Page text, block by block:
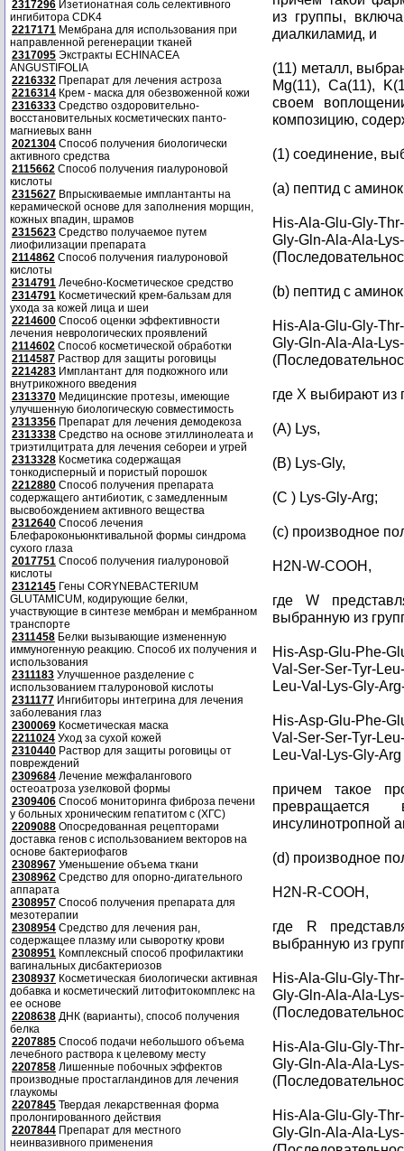
2317296 Изетионатная соль селективного
ингибитора CDK4
2217171 Мембрана для использования при
направленной регенерации тканей
2317095 Экстракты ECHINACEA
ANGUSTIFOLIA
2216332 Препарат для лечения астроза
2216314 Крем - маска для обезвоженной кожи
2316333 Средство оздоровительно-
восстановительных косметических панто-
магниевых ванн
2021304 Способ получения биологически
активного средства
2115662 Способ получения гиалуроновой
кислоты
2315627 Впрыскиваемые имплантанты на
керамической основе для заполнения морщин,
кожных впадин, шрамов
2315623 Средство получаемое путем
лиофилизации препарата
2114862 Способ получения гиалуроновой
кислоты
2314791 Лечебно-Косметическое средство
2314791 Косметический крем-бальзам для
ухода за кожей лица и шеи
2214600 Способ оценки эффективности
лечения неврологических проявлений
2114602 Способ косметической обработки
2114587 Раствор для защиты роговицы
2214283 Имплантант для подкожного или
внутрикожного введения
2313370 Медицинские протезы, имеющие
улучшенную биологическую совместимость
2313356 Препарат для лечения демодекоза
2313338 Средство на основе этиллинолеата и
триэтилцитрата для лечения себореи и угрей
2313328 Косметика содержащая
тонкодисперный и пористый порошок
2212880 Способ получения препарата
содержащего антибиотик, с замедленным
высвобождением активного вещества
2312640 Способ лечения
Блефароконьюнктивальной формы синдрома
сухого глаза
2017751 Способ получения гиалуроновой
кислоты
2312145 Гены CORYNEBACTERIUM
GLUTAMICUM, кодирующие белки,
участвующие в синтезе мембран и мембранном
транспорте
2311458 Белки вызывающие измененную
иммуногенную реакцию. Способ их получения и
использования
2311183 Улучшенное разделение с
использованием гталуроновой кислоты
2311177 Ингибиторы интегрина для лечения
заболевания глаз
2300069 Косметическая маска
2211024 Уход за сухой кожей
2310440 Раствор для защиты роговицы от
повреждений
2309684 Лечение межфалангового
остеоатроза узелковой формы
2309406 Способ мониторинга фиброза печени
у больных хроническим гепатитом с (ХГС)
2209088 Опосредованная рецепторами
доставка генов с использованием векторов на
основе бактериофагов
2308967 Уменьшение объема ткани
2308962 Средство для опорно-дигательного
аппарата
2308957 Способ получения препарата для
мезотерапии
2308954 Средство для лечения ран,
содержащее плазму или сыворотку крови
2308951 Комплексный способ профилактики
вагинальных дисбактериозов
2308937 Косметическая биологически активная
добавка и косметический литофитокомплекс на
ее основе
2208638 ДНК (варианты), способ получения
белка
2207885 Способ подачи небольшого объема
лечебного раствора к целевому месту
2207858 Лишенные побочных эффектов
производные простагландинов для лечения
глаукомы
2207845 Твердая лекарственная форма
пролонгированного действия
2207844 Препарат для местного
неинвазивного применения
из группы,
диалкиламид, и
(11) металл,
Mg(11), Ca(11),
своем
композицию,
(1) соединение,
(a) пептид с
His-Ala-Glu-Gly-
Gly-Gln-Ala-Ala-
(b) пептид с
His-Ala-Glu-Gly-
Gly-Gln-Ala-Ala-
где X выбирают
(A) Lys,
(B) Lys-Gly,
(C ) Lys-Gly-Arg;
(с) производное
H2N-W-COOH,
где W
выбранную из
His-Asp-Glu-Phe-
Val-Ser-Ser-Tyr-
Leu-Val-Lys-Gly-
His-Asp-Glu-Phe-
Val-Ser-Ser-Tyr-
Leu-Val-Lys-Gly-
причем такое
инсулинотропной
(d) производное
H2N-R-COOH,
где R
выбранную из
His-Ala-Glu-Gly-
Gly-Gln-Ala-Ala-
His-Ala-Glu-Gly-
Gly-Gln-Ala-Ala-
His-Ala-Glu-Gly-
Gly-Gln-Ala-Ala-